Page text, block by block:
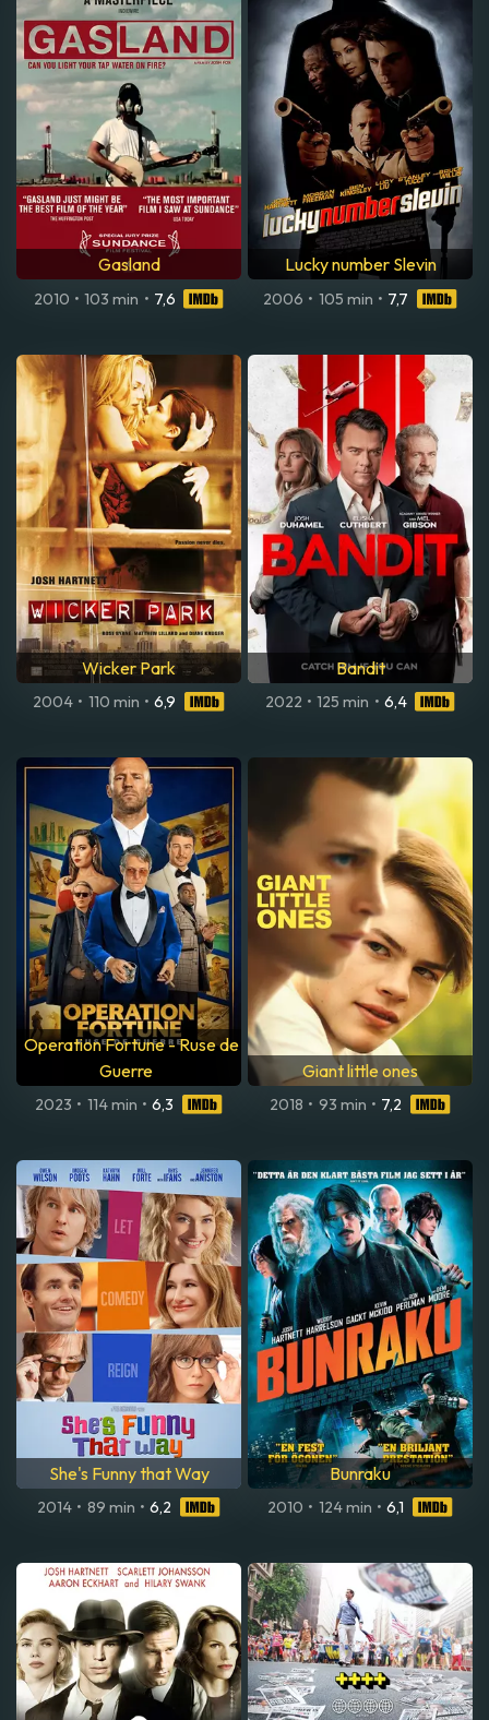
Gasland
2010 • 103 min • 7,6
Lucky number Slevin
2006 • 105 min • 7,7
Wicker Park
2004 • 110 min • 6,9
Bandit
2022 • 125 min • 6,4
Operation Fortune - Ruse de
Guerre
2023 • 114 min • 6,3
Giant little ones
2018 • 93 min • 7,2
She's Funny that Way
2014 • 89 min • 6,2
Bunraku
2010 • 124 min • 6,1